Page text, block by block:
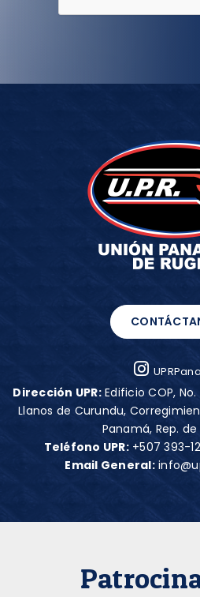
Dirección UPR:Edificio COP,
Llanos de Curundu,
Panamá, Rep.
Teléfono UPR: +507 393-
Email General: